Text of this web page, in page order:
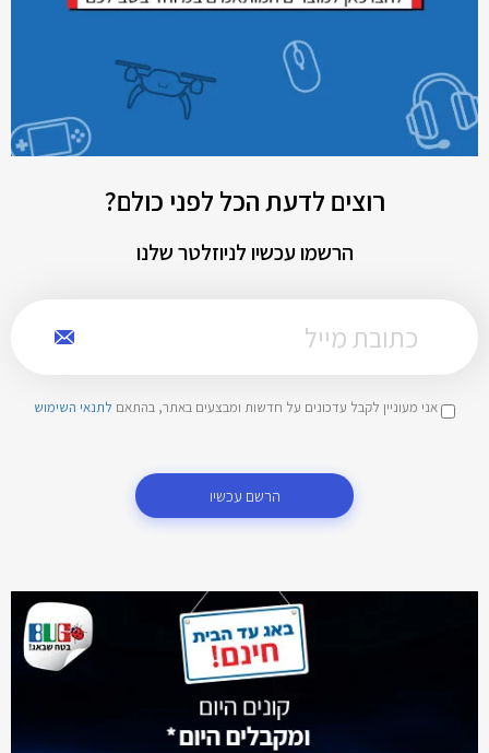
רוצים לדעת הכל לפני כולם?
הרשמו עכשיו לניוזלטר שלנו
אני מעוניין לקבל עדכונים על חדשות ומבצעים באתר, בהתאם לתנאי השימוש
הרשם עכשיו